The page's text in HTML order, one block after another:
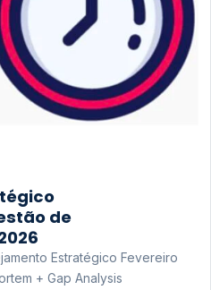
de
Estratégico Fevereiro
+ Gap Analysis